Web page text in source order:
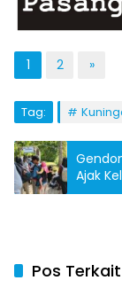
1 2 »
Tag:
Ajak
Pos Terkait